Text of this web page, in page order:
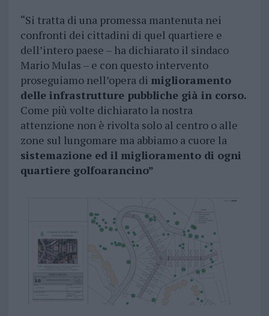
“Si tratta di una promessa mantenuta nei
confronti dei cittadini di quel quartiere e
dell’intero paese – ha dichiarato il sindaco
Mario Mulas – e con questo intervento
proseguiamo nell’opera di miglioramento
delle infrastrutture pubbliche già in corso.
Come più volte dichiarato la nostra
attenzione non è rivolta solo al centro o alle
zone sul lungomare ma abbiamo a cuore la
sistemazione ed il miglioramento di ogni
quartiere golfoarancino”